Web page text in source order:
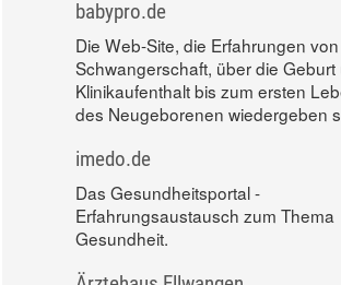
babypro.de
Die Web-Site, die Erfahrungen
Schwangerschaft, über die Geburt
Klinikaufenthalt bis zum ersten
des Neugeborenen wiedergeben
imedo.de
Das Gesundheitsportal -
Erfahrungsaustausch zum Thema
Gesundheit.